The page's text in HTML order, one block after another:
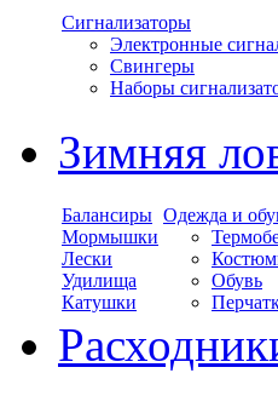
Сигнализаторы
Электронные
Свингеры
Наборы
Зимняя
Балансиры
Мормышки
Лески
Удилища
Катушки
Одежда и
Обувь